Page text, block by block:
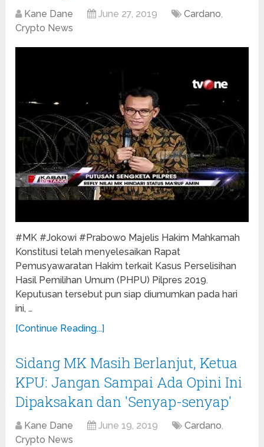
Kane Dane June 27, 2019 Cardano,
Crypto News
#MK #Jokowi #Prabowo Majelis Hakim Mahkamah
Konstitusi telah menyelesaikan Rapat
Pemusyawaratan Hakim terkait Kasus Perselisihan
Hasil Pemilihan Umum (PHPU) Pilpres 2019.
Keputusan tersebut pun siap diumumkan pada hari
ini, …
[Continue Reading...]
Sidang MK Masih Berlanjut, Ketua
KPU: Jangan Sampai Ada Opini Ini
Dipaksakan dan 'Senyap-senyap'
Kane Dane June 19, 2019 Cardano,
Crypto News